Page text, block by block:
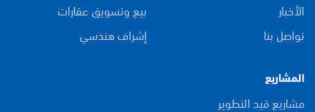
الأخبار
تواصل بنا
بيع وتسويق عقارات
إشراف هندسي
المشاريع
مشاريع قيد التطوير